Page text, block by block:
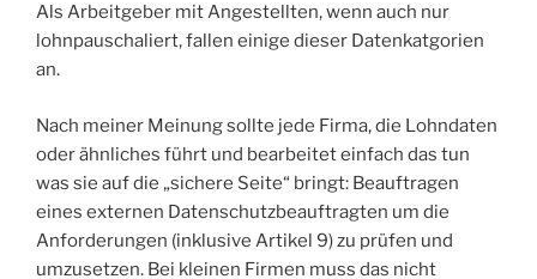
Als Arbeitgeber mit Angestellten, wenn auch nur
lohnpauschaliert, fallen einige dieser Datenkatgorien
an.
Nach meiner Meinung sollte jede Firma, die Lohndaten
oder ähnliches führt und bearbeitet einfach das tun
was sie auf die „sichere Seite“ bringt: Beauftragen
eines externen Datenschutzbeauftragten um die
Anforderungen (inklusive Artikel 9) zu prüfen und
umzusetzen. Bei kleinen Firmen muss das nicht